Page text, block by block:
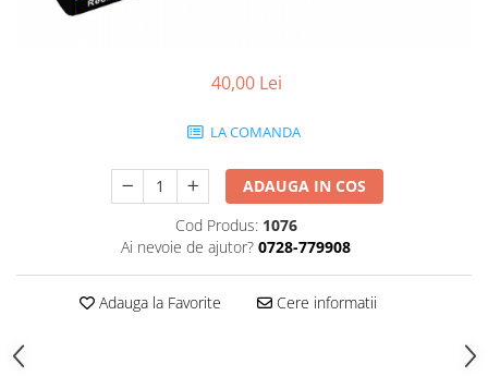
Camere video
Produse de bucatarie kjøk
Incarcatoare & acumulatori
Bec LED
40,00 Lei
LA COMANDA
ADAUGA IN COS
Cod Produs: 1076
Ai nevoie de ajutor? 0728-779908
Adauga la Favorite Cere informatii